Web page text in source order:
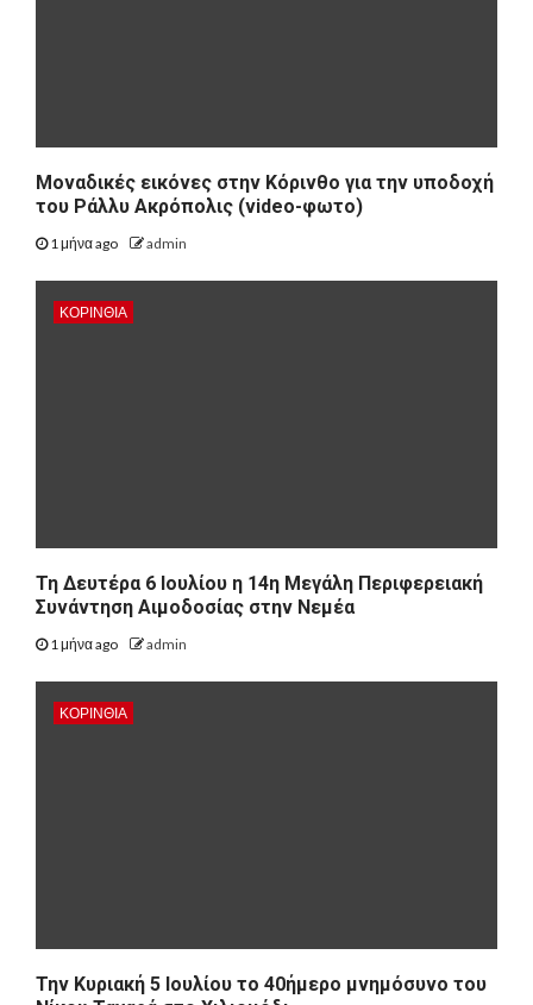
Μοναδικές εικόνες στην Κόρινθο για την υποδοχή
του Ράλλυ Ακρόπολις (video-φωτο)
1 μήνα ago admin
ΚΟΡΙΝΘΊΑ
Τη Δευτέρα 6 Ιουλίου η 14η Μεγάλη Περιφερειακή
Συνάντηση Αιμοδοσίας στην Νεμέα
1 μήνα ago admin
ΚΟΡΙΝΘΊΑ
Την Κυριακή 5 Ιουλίου το 40ήμερο μνημόσυνο του